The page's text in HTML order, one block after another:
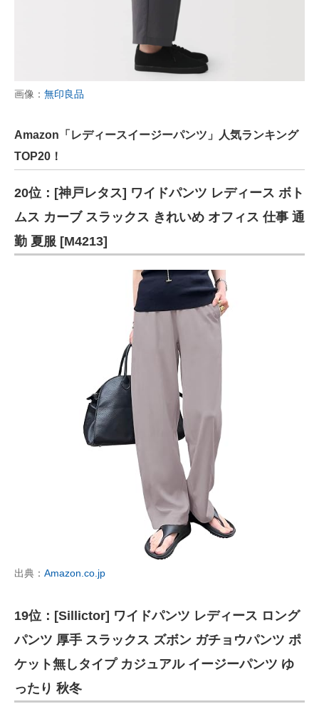
画像： 無印良品
Amazon「レディースイージーパンツ」人気ランキング
TOP20！
20位：[神戸レタス] ワイドパンツ レディース ボト
ムス カーブ スラックス きれいめ オフィス 仕事 通
勤 夏服 [M4213]
出典： Amazon.co.jp
19位：[Sillictor] ワイドパンツ レディース ロング
パンツ 厚手 スラックス ズボン ガチョウパンツ ポ
ケット無しタイプ カジュアル イージーパンツ ゆ
ったり 秋冬